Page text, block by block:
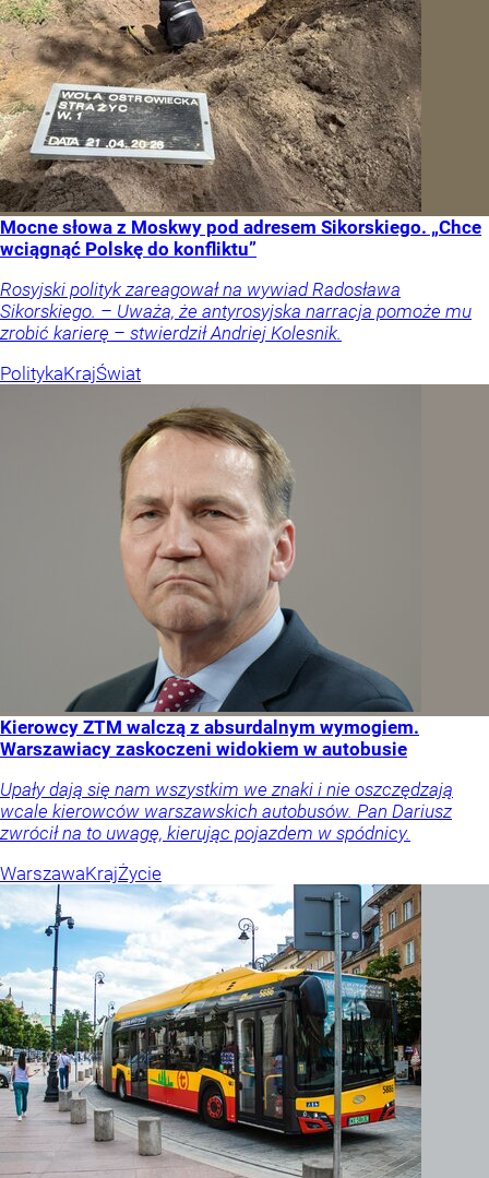
Mocne słowa z Moskwy pod adresem Sikorskiego. „Chce
wciągnąć Polskę do konfliktu”
Rosyjski polityk zareagował na wywiad Radosława
Sikorskiego. – Uważa, że antyrosyjska narracja pomoże mu
zrobić karierę – stwierdził Andriej Kolesnik.
PolitykaKrajŚwiat
Kierowcy ZTM walczą z absurdalnym wymogiem.
Warszawiacy zaskoczeni widokiem w autobusie
Upały dają się nam wszystkim we znaki i nie oszczędzają
wcale kierowców warszawskich autobusów. Pan Dariusz
zwrócił na to uwagę, kierując pojazdem w spódnicy.
WarszawaKrajŻycie